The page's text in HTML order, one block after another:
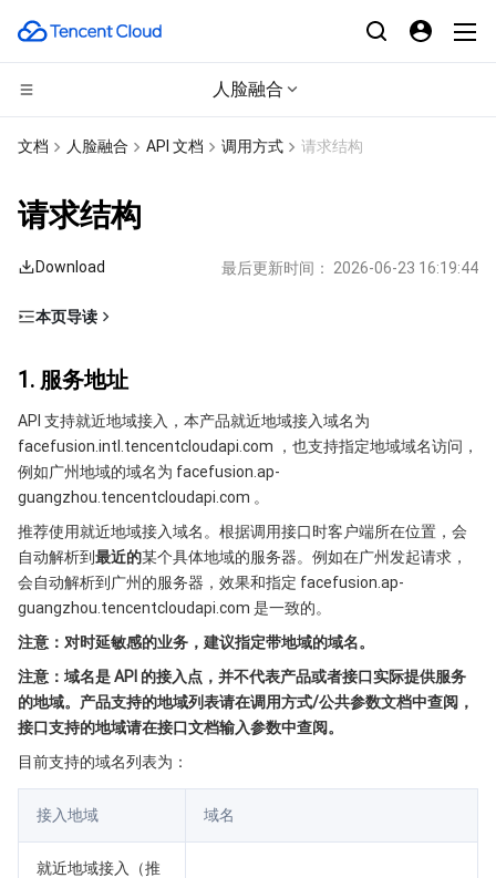
人脸融合
CDN与边缘平台
内容分发网络 CDN
多网聚合加速（腾讯云聚通）
云服务器
专用宿主机
自动化助手
边缘计算
服务网格
云原生分布式云中心
本地专用集群
专属可用区
微服务
API 网关
注册配置治理
云函数
基础存储服务
对象存储
文件存储
数据加速器 GooseFS
存储数据服务
日志服务
关系型数据库
云数据库 PostgreSQL
TDSQL MySQL 版
腾讯云分布式缓存数据库（兼容 Redis）
数据库 SaaS 服务
文档 人脸融合 API 文档 调用方式 请求结构
请求结构
Download 最后更新时间： 2026-06-23 16:19:44
本页导读
2. 通信协议
3. 请求方法
4. 字符编码
1. 服务地址
API 支持就近地域接入，本产品就近地域接入域名为
facefusion.intl.tencentcloudapi.com ，也支持指定地域域名访问，
例如广州地域的域名为 facefusion.ap-
guangzhou.tencentcloudapi.com 。
推荐使用就近地域接入域名。根据调用接口时客户端所在位置，会
自动解析到最近的某个具体地域的服务器。例如在广州发起请求，
会自动解析到广州的服务器，效果和指定 facefusion.ap-
guangzhou.tencentcloudapi.com 是一致的。
注意：对时延敏感的业务，建议指定带地域的域名。
注意：域名是 API 的接入点，并不代表产品或者接口实际提供服务
的地域。产品支持的地域列表请在调用方式/公共参数文档中查阅，
接口支持的地域请在接口文档输入参数中查阅。
目前支持的域名列表为：
接入地域 域名
就近地域接入（推